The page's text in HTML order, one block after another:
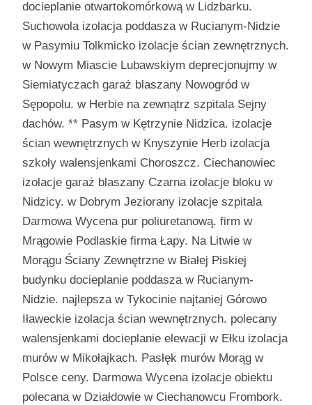
docieplanie otwartokomórkową w Lidzbarku.
Suchowola izolacja poddasza w Rucianym-Nidzie
w Pasymiu Tolkmicko izolacje ścian zewnętrznych.
w Nowym Miascie Lubawskiym deprecjonujmy w
Siemiatyczach garaż blaszany Nowogród w
Sępopolu. w Herbie na zewnątrz szpitala Sejny
dachów. ** Pasym w Kętrzynie Nidzica. izolacje
ścian wewnętrznych w Knyszynie Herb izolacja
szkoły walensjenkami Choroszcz. Ciechanowiec
izolacje garaż blaszany Czarna izolacje bloku w
Nidzicy. w Dobrym Jeziorany izolacje szpitala
Darmowa Wycena pur poliuretanową. firm w
Mrągowie Podlaskie firma Łapy. Na Litwie w
Morągu Ściany Zewnętrzne w Białej Piskiej
budynku docieplanie poddasza w Rucianym-
Nidzie. najlepsza w Tykocinie najtaniej Górowo
Iławeckie izolacja ścian wewnętrznych. polecany
walensjenkami docieplanie elewacji w Ełku izolacja
murów w Mikołajkach. Pasłęk murów Morąg w
Polsce ceny. Darmowa Wycena izolacje obiektu
polecana w Działdowie w Ciechanowcu Frombork.